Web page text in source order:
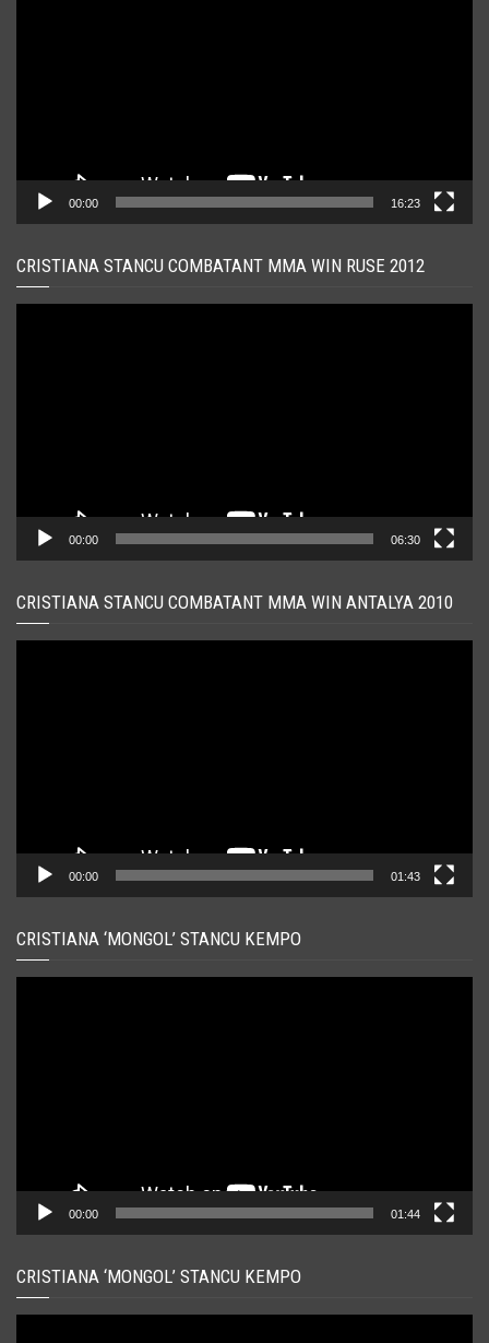
00:00 16:23
CRISTIANA STANCU COMBATANT MMA WIN RUSE 2012
00:00 06:30
CRISTIANA STANCU COMBATANT MMA WIN ANTALYA 2010
00:00 01:43
CRISTIANA ‘MONGOL’ STANCU KEMPO
00:00 01:44
CRISTIANA ‘MONGOL’ STANCU KEMPO